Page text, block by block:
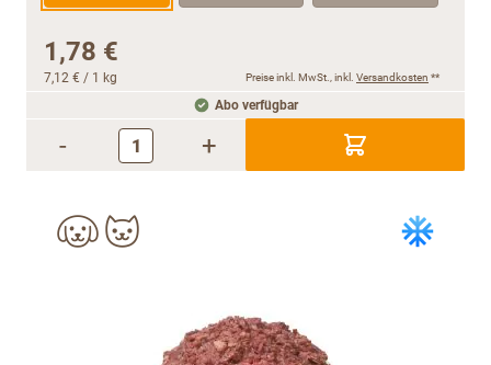
1,78 €
7,12 € / 1 kg Preise inkl. MwSt., inkl. Versandkosten **
Abo verfügbar
- +